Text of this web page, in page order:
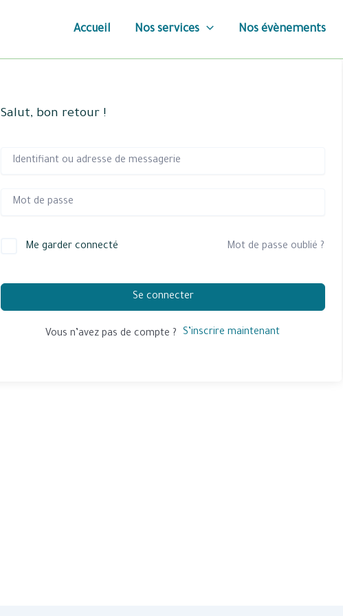
Accueil Nos services Nos évènements
Salut, bon retour !
Me garder connecté Mot de passe oublié ?
Se connecter
Vous n’avez pas de compte ? S’inscrire maintenant